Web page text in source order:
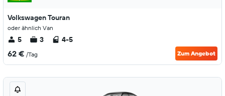
Volkswagen Touran
oder ähnlich Van
5 3 4-5
62 € /Tag Zum Angebot